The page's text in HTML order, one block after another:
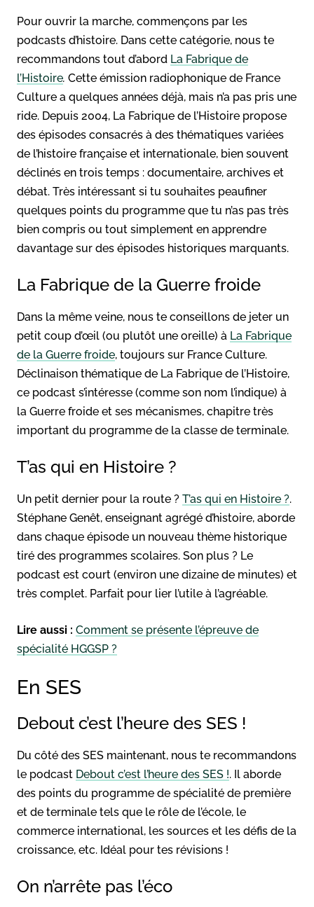
Pour ouvrir la marche, commençons par les
podcasts d’histoire. Dans cette catégorie, nous te
recommandons tout d’abord La Fabrique de
l’Histoire. Cette émission radiophonique de France
Culture a quelques années déjà, mais n’a pas pris une
ride. Depuis 2004, La Fabrique de l’Histoire propose
des épisodes consacrés à des thématiques variées
de l’histoire française et internationale, bien souvent
déclinés en trois temps : documentaire, archives et
débat. Très intéressant si tu souhaites peaufiner
quelques points du programme que tu n’as pas très
bien compris ou tout simplement en apprendre
davantage sur des épisodes historiques marquants.
La Fabrique de la Guerre froide
Dans la même veine, nous te conseillons de jeter un
petit coup d’œil (ou plutôt une oreille) à La Fabrique
de la Guerre froide, toujours sur France Culture.
Déclinaison thématique de La Fabrique de l’Histoire,
ce podcast s’intéresse (comme son nom l’indique) à
la Guerre froide et ses mécanismes, chapitre très
important du programme de la classe de terminale.
T’as qui en Histoire ?
Un petit dernier pour la route ? T’as qui en Histoire ?.
Stéphane Genêt, enseignant agrégé d’histoire, aborde
dans chaque épisode un nouveau thème historique
tiré des programmes scolaires. Son plus ? Le
podcast est court (environ une dizaine de minutes) et
très complet. Parfait pour lier l’utile à l’agréable.
Lire aussi : Comment se présente l’épreuve de
spécialité HGGSP ?
En SES
Debout c’est l’heure des SES !
Du côté des SES maintenant, nous te recommandons
le podcast Debout c’est l’heure des SES !. Il aborde
des points du programme de spécialité de première
et de terminale tels que le rôle de l’école, le
commerce international, les sources et les défis de la
croissance, etc. Idéal pour tes révisions !
On n’arrête pas l’éco